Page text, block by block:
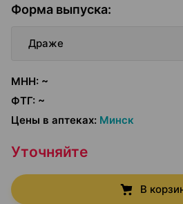
Форма выпуска:
Драже
МНН: ~
ФТГ: ~
Цены в аптеках: Минск
Уточняйте
В